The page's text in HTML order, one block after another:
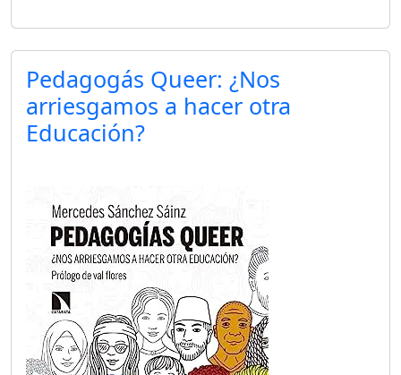
Pedagogás Queer: ¿Nos
arriesgamos a hacer otra
Educación?